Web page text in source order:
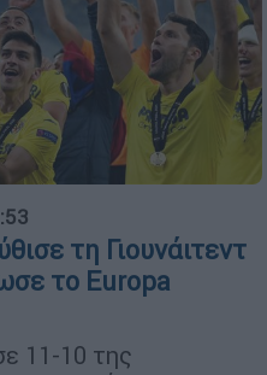
τη Γιουνάιτεντ
το Europa
11-10 της